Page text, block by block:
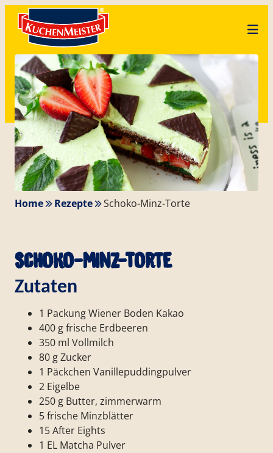
Zum
Inhalt
springen
Skip
content
Home Rezepte Schoko-Minz-Torte
Schoko-Minz-Torte
Zutaten
1 Packung Wiener Boden Kakao
400 g frische Erdbeeren
350 ml Vollmilch
80 g Zucker
1 Päckchen Vanillepudding­pulver
2 Eigelbe
250 g Butter, zimmerwarm
5 frische Minzblätter
15 After Eights
1 EL Matcha Pulver